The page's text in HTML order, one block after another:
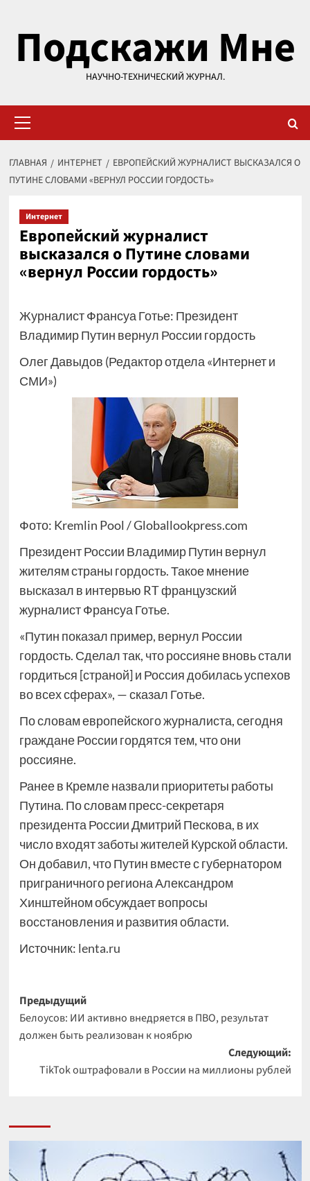
содержимому
Подскажи Мне
НАУЧНО-ТЕХНИЧЕСКИЙ ЖУРНАЛ.
меню
ГЛАВНАЯ ИНТЕРНЕТ
ЕВРОПЕЙСКИЙ ЖУРНАЛИСТ ВЫСКАЗАЛСЯ О
ПУТИНЕ СЛОВАМИ «ВЕРНУЛ РОССИИ ГОРДОСТЬ»
Интернет
Европейский журналист
высказался о Путине словами
«вернул России гордость»
Журналист Франсуа Готье: Президент
Владимир Путин вернул России гордость
Олег Давыдов (Редактор отдела «Интернет и
СМИ»)
Фото: Kremlin Pool / Globallookpress.com
Президент России Владимир Путин вернул
жителям страны гордость. Такое мнение
высказал в интервью RT французский
журналист Франсуа Готье.
«Путин показал пример, вернул России
гордость. Сделал так, что россияне вновь стали
гордиться [страной] и Россия добилась успехов
во всех сферах», — сказал Готье.
По словам европейского журналиста, сегодня
граждане России гордятся тем, что они
россияне.
Ранее в Кремле назвали приоритеты работы
Путина. По словам пресс-секретаря
президента России Дмитрий Пескова, в их
число входят заботы жителей Курской области.
Он добавил, что Путин вместе с губернатором
приграничного региона Александром
Хинштейном обсуждает вопросы
восстановления и развития области.
Источник: lenta.ru
Навигация
записи
Предыдущий
Белоусов: ИИ активно внедряется в ПВО, результат
должен быть реализован к ноябрю
Следующий:
TikTok оштрафовали в России на миллионы рублей